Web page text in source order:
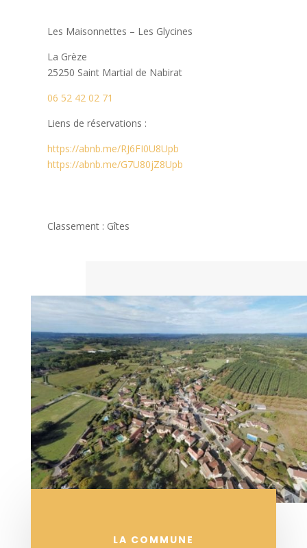
Les Maisonnettes – Les Glycines
La Grèze
25250 Saint Martial de Nabirat
06 52 42 02 71
Liens de réservations :
https://abnb.me/RJ6FI0U8Upb
https://abnb.me/G7U80jZ8Upb
Classement : Gîtes
LA COMMUNE